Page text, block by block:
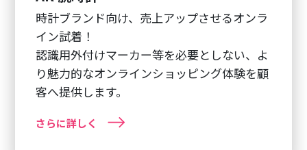
時計ブランド向け、売上アップさせるオンラ
イン試着！
認識用外付けマーカー等を必要としない、よ
り魅力的なオンラインショッピング体験を顧
客へ提供します。
さらに詳しく